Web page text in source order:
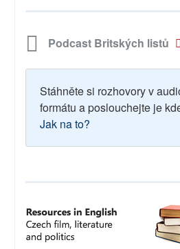
Podcast Britských listů
Stáhněte si rozhovory v
formátu a poslouchejte je
Jak na to?